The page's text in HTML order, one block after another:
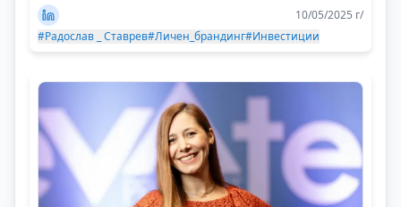
10/05/2025 г/
#Радослав _ Ставрев#Личен_брандинг#Инвестиции